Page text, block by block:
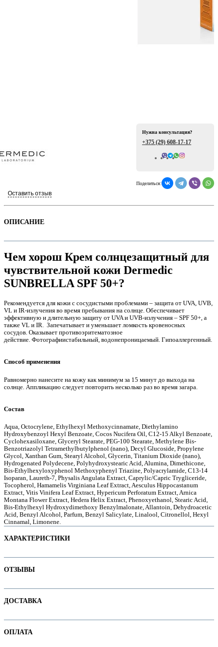
Всего отзывов: 0
Оставить отзыв
Нужна консультация?
+375 (29) 608-17-17
Поделиться:
ОПИСАНИЕ
Чем хорош Крем солнцезащитный для
чувствительной кожи Dermedic
SUNBRELLA SPF 50+?
Рекомендуется для кожи с сосудистыми проблемами – защита от UVA, UVB,
VL и IR-излучения во время пребывания на солнце. Обеспечивает
эффективную и длительную защиту от UVA и UVB-излучения – SPF 50+, а
также VL и IR. Запечатывает и уменьшает ломкость кровеносных
сосудов. Оказывает противоэритематозное
действие. Фотографиистабильный, водонепроницаемый. Гипоаллергенный.
Способ применения
Равномерно нанесите на кожу как минимум за 15 минут до выхода на
солнце. Аппликацию следует повторить несколько раз во время загара.
Состав
Aqua, Octocrylene, Ethylhexyl Methoxycinnamate, Diethylamino
Hydroxybenzoyl Hexyl Benzoate, Cocos Nucifera Oil, C12-15 Alkyl Benzoate,
Cyclohexasiloxane, Glyceryl Stearate, PEG-100 Stearate, Methylene Bis-
Benzotriazolyl Tetramethylbutylphenol (nano), Decyl Glucoside, Propylene
Glycol, Xanthan Gum, Stearyl Alcohol, Glycerin, Titanium Dioxide (nano),
Hydrogenated Polydecene, Polyhydroxystearic Acid, Alumina, Dimethicone,
Bis-Ethylhexyloxyphenol Methoxyphenyl Triazine, Polyacrylamide, C13-14
Isoparan, Laureth-7, Physalis Angulata Extract, Caprylic/Capric Trygliceride,
Tocopherol, Hamamelis Virginiana Leaf Extract, Aesculus Hippocastanum
Extract, Vitis Vinifera Leaf Extract, Hypericum Perforatum Extract, Arnica
Montana Flower Extract, Hedera Helix Extract, Phenoxyethanol, Stearic Acid,
Bis-Ethylhexyl Hydroxydimethoxy Benzylmalonate, Allantoin, Dehydroacetic
Acid, Benzyl Alcohol, Parfum, Benzyl Salicylate, Linalool, Citronellol, Hexyl
Cinnamal, Limonene.
ХАРАКТЕРИСТИКИ
Не тестируется на животных
Основная цена
Тип кожи
ОТЗЫВЫ
ДОСТАВКА
В интернет-магазине доступны варианты доставки:
ОПЛАТА